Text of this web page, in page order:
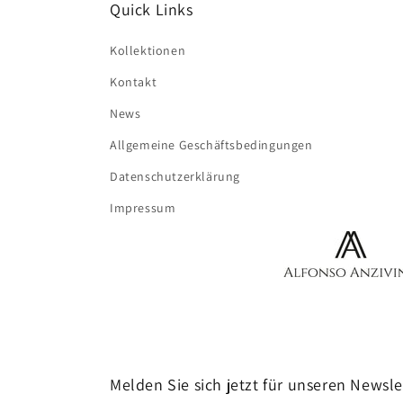
Quick Links
Kollektionen
Kontakt
News
Allgemeine Geschäftsbedingungen
Datenschutzerklärung
Impressum
Melden Sie sich jetzt für unseren